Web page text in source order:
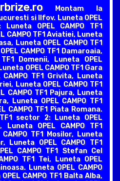
Montam la
si Ilfov. Luneta OPEL
OPEL CAMPO TF1
CAMPO TF1 Aviatiei, Luneta
Luneta OPEL CAMPO TF1
CAMPO TF1 Damaroaia,
Domenii, Luneta OPEL
OPEL CAMPO TF1 Gara
TF1 Grivita, Luneta
Luneta OPEL CAMPO TF1
CAMPO TF1 Pajura, Luneta
Luneta OPEL CAMPO TF1
CAMPO TF1 Piata Romana.
TF1 sector 2: Luneta OPEL
Luneta OPEL CAMPO TF1
TF1 Mosilor, Luneta
Luneta OPEL CAMPO TF1
CAMPO TF1 Stefan Cel
TF1 Tei, Luneta OPEL
Luneta OPEL CAMPO
CAMPO TF1 Balta Alba,